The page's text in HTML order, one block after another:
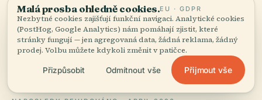
Official Zayed Sports City Website
Wikipedia — Zayed Sports City Stadium
Malá prosba ohledně cookies.EU · GDPR
Nezbytné cookies zajišťují funkční navigaci. Analytické cookies
(PostHog, Google Analytics) nám pomáhají zjistit, které
stránky fungují — jen agregovaná data, žádná reklama, žádný
prodej. Volbu můžete kdykoli změnit v patičce.
Přizpůsobit Odmítnout vše Přijmout vše